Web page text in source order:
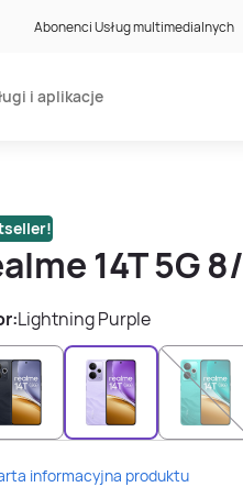
Abonenci Usług multimedialnych
i aplikacje
14T 5G
Lightning Purple
informacyjna produktu